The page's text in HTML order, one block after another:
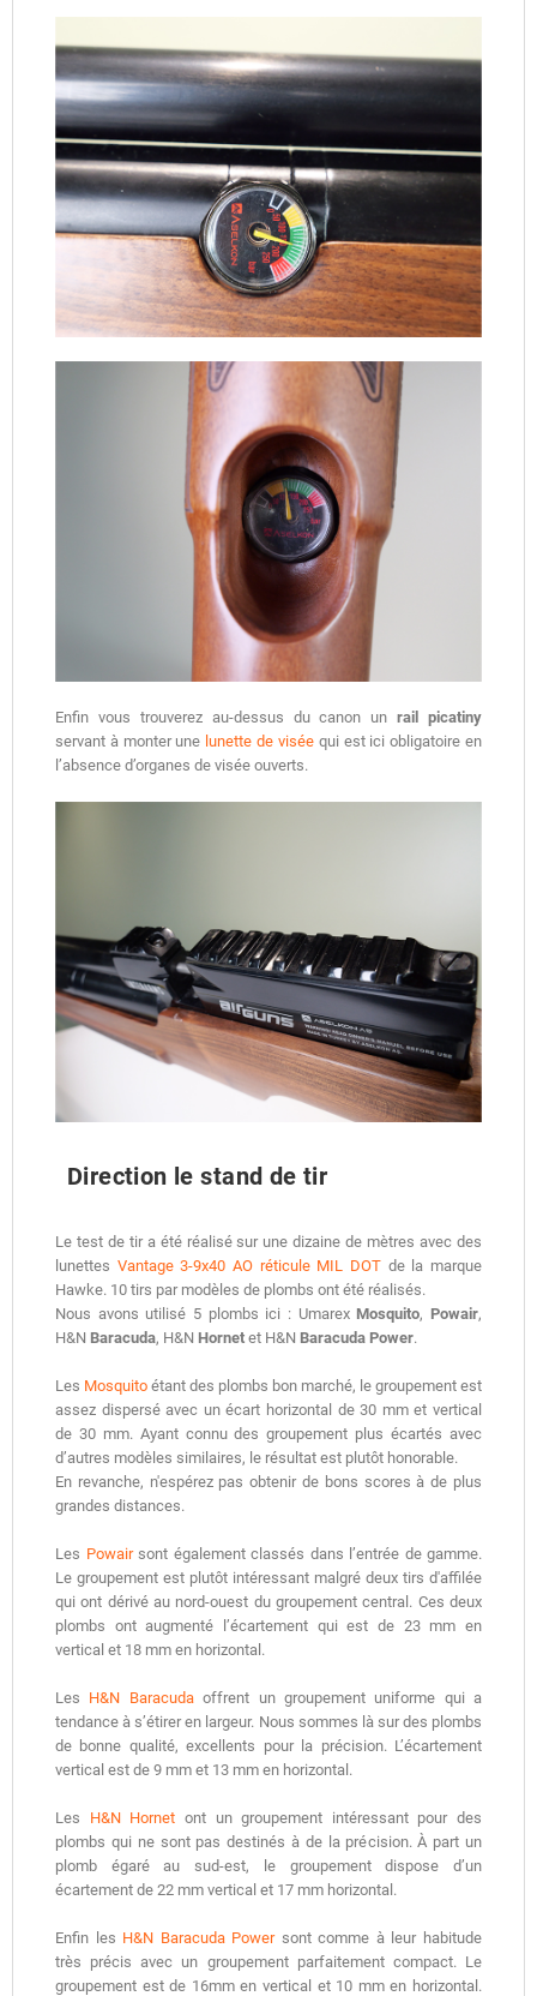
Enfin vous trouverez au-dessus du canon unrail picatiny
servant à monter une lunette de viséequi est ici obligatoire en
l’absence d’organes de visée ouverts.
Direction le stand de tir
Le test de tir a été réalisé sur une dizaine de mètres avec des
lunettes Vantage 3-9x40 AO réticule MIL DOT de la marque
Hawke. 10 tirs par modèles de plombs ont été réalisés.
Nous avons utilisé 5 plombs ici : Umarex Mosquito, Powair,
H&N Baracuda, H&N Hornet et H&N Baracuda Power.
Les Mosquito étant des plombs bon marché, le groupement est
assez dispersé avec un écart horizontal de 30 mm et vertical
de 30 mm. Ayant connu des groupement plus écartés avec
d’autres modèles similaires, le résultat est plutôt honorable.
En revanche, n'espérez pas obtenir de bons scores à de plus
grandes distances.
Les Powair sont également classés dans l’entrée de gamme.
Le groupement est plutôt intéressant malgré deux tirs d'affilée
qui ont dérivé au nord-ouest du groupement central. Ces deux
plombs ont augmenté l’écartement qui est de 23 mm en
vertical et 18 mm en horizontal.
Les H&N Baracudaoffrent un groupement uniforme qui a
tendance à s’étirer en largeur. Nous sommes là sur des plombs
de bonne qualité, excellents pour la précision. L’écartement
vertical est de 9 mm et 13 mm en horizontal.
Les H&N Hornet ont un groupement intéressant pour des
plombs qui ne sont pas destinés à de la précision. À part un
plomb égaré au sud-est, le groupement dispose d’un
écartement de 22 mm vertical et 17 mm horizontal.
Enfin les H&N Baracuda Powersont comme à leur habitude
très précis avec un groupement parfaitement compact. Le
groupement est de 16mm en vertical et 10 mm en horizontal.